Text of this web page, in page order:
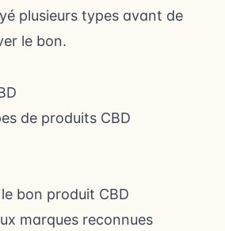
plusieurs types avant de
le bon.
de produits CBD
bon produit CBD
marques reconnues